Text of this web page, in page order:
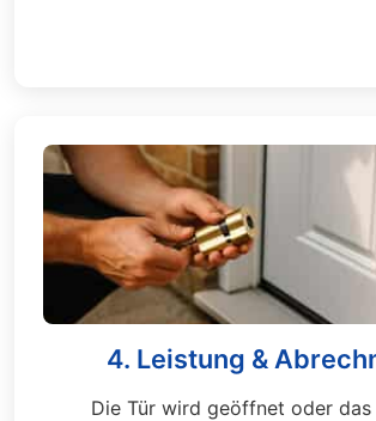
4. Leistung &
Die Tür wird geöffnet oder das